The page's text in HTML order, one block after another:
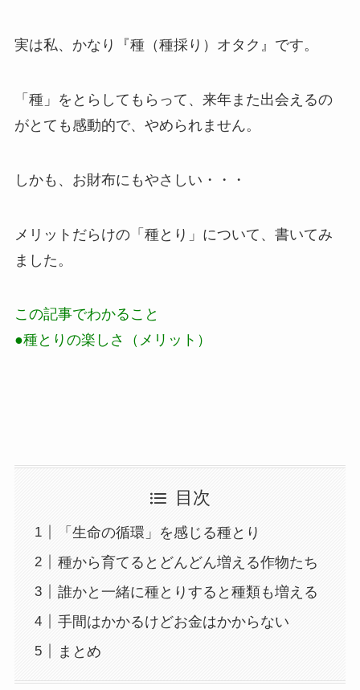
実は私、かなり『種（種採り）オタク』です。
「種」をとらしてもらって、来年また出会えるの
がとても感動的で、やめられません。
しかも、お財布にもやさしい・・・
メリットだらけの「種とり」について、書いてみ
ました。
この記事でわかること
●種とりの楽しさ（メリット）
目次
「生命の循環」を感じる種とり
種から育てるとどんどん増える作物たち
誰かと一緒に種とりすると種類も増える
手間はかかるけどお金はかからない
まとめ